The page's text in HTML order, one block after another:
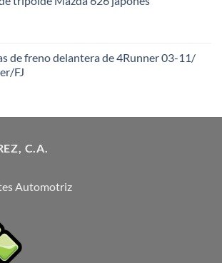
de freno delantera de 4Runner 03-11/
FJ
C.A.
Automotriz